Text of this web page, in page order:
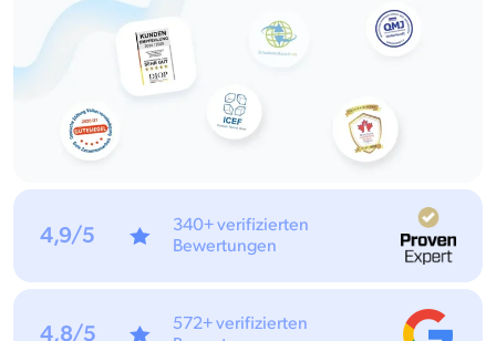
4,9/5
340+ verifizierten
Bewertungen
4,8/5
572+ verifizierten